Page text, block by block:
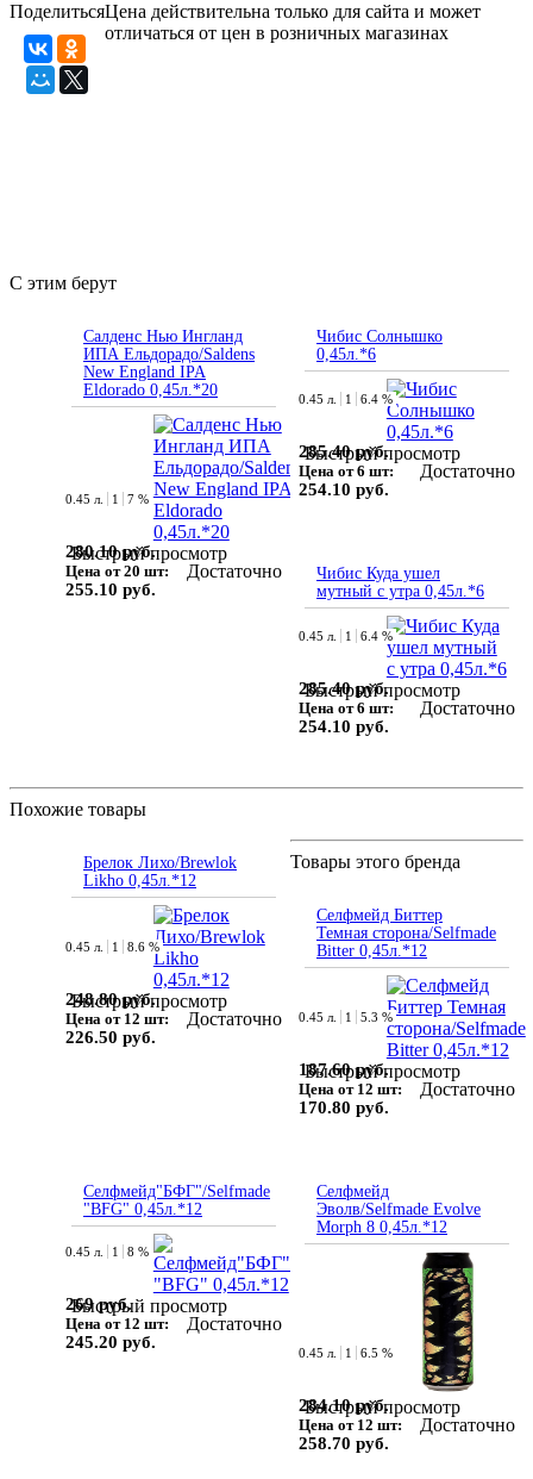
ПоделитьсяЦена действительна только для сайта и может
отличаться от цен в розничных магазинах
С этим берут
Салденс Нью Ингланд
ИПА Ельдорадо/Saldens
New England IPA
Eldorado 0,45л.*20
Быстрый просмотр
0.45 л. 1 7 %
280.10 руб.
Цена от 20 шт:
255.10 руб.
Достаточно
Чибис Солнышко
0,45л.*6
Быстрый просмотр
0.45 л. 1 6.4 %
285.40 руб.
Цена от 6 шт:
254.10 руб.
Достаточно
Чибис Куда ушел
мутный с утра 0,45л.*6
Быстрый просмотр
0.45 л. 1 6.4 %
285.40 руб.
Цена от 6 шт:
254.10 руб.
Достаточно
Похожие товары
Брелок Лихо/Brewlok
Likho 0,45л.*12
Быстрый просмотр
0.45 л. 1 8.6 %
248.80 руб.
Цена от 12 шт:
226.50 руб.
Достаточно
Товары этого бренда
Селфмейд Биттер
Темная сторона/Selfmade
Bitter 0,45л.*12
Быстрый просмотр
0.45 л. 1 5.3 %
187.60 руб.
Цена от 12 шт:
170.80 руб.
Достаточно
Селфмейд"БФГ"/Selfmade
"BFG" 0,45л.*12
Быстрый просмотр
0.45 л. 1 8 %
269 руб.
Цена от 12 шт:
245.20 руб.
Достаточно
Селфмейд
Эволв/Selfmade Evolve
Morph 8 0,45л.*12
Быстрый просмотр
0.45 л. 1 6.5 %
284.10 руб.
Цена от 12 шт:
258.70 руб.
Достаточно